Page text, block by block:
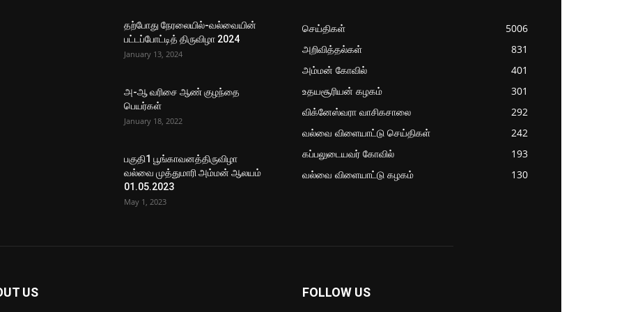
தற்போது நேரலையில்-வல்வையின்
பட்டப்போட்டித் திருவிழா 2024
January 13, 2024
அ-ஆ வரிசை ஆண் குழந்தை
பெயர்கள்
January 18, 2022
பகுதி1 பூங்காவனத்திருவிழா
வல்வை முத்துமாரி அம்மன் ஆலயம்
01.05.2023
May 1, 2023
செய்திகள்
5006
அறிவித்தல்கள்
831
அம்மன் கோவில்
401
உதயசூரியன் கழகம்
301
விக்னேஸ்வரா வாசிகசாலை
292
வல்வை விளையாட்டு செய்திகள்
242
கப்பலுடையவர் கோவில்
193
வல்வை விளையாட்டு கழகம்
130
US FOLLOW US